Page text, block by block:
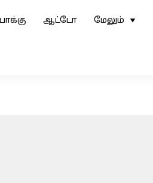
ஆட்டோ மேலும்